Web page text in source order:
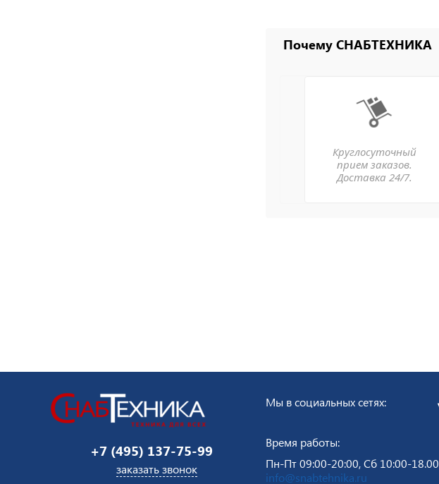
Почему СНАБТЕХНИКА
Круглосуточный
прием заказов.
Доставка 24/7.
+7 (495) 137-75-99
заказать звонок
Мы в социальных сетях:
Время работы:
Пн-Пт 09:00-20:00, Сб 10:00-18.00
info@snabtehnika.ru